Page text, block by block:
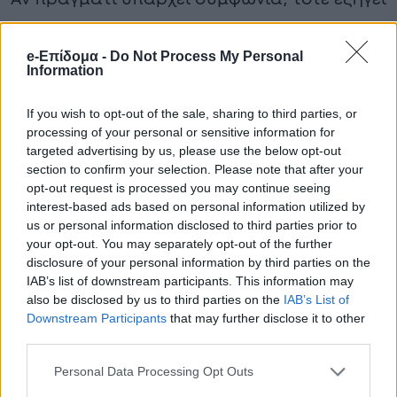
e-Επίδομα - Do Not Process My Personal
Information
If you wish to opt-out of the sale, sharing to third parties, or
processing of your personal or sensitive information for
targeted advertising by us, please use the below opt-out
section to confirm your selection. Please note that after your
opt-out request is processed you may continue seeing
interest-based ads based on personal information utilized by
us or personal information disclosed to third parties prior to
your opt-out. You may separately opt-out of the further
disclosure of your personal information by third parties on the
IAB’s list of downstream participants. This information may
also be disclosed by us to third parties on the IAB’s List of
Downstream Participants that may further disclose it to other
Personal Data Processing Opt Outs
αρκετά πράγματα που μέχρι σήμερα
προκαλούσαν απορίες. Γιατί πολλές φορές,
μπροστά στις κάμερες. Γράφονται πίσω
από κλειστές πόρτες.
Δίνει μεγάλη μάχη ο Σταύρος Φλώρος
– Δειτε εικονες που ανεβασε ο
Σταύρος Φλώρος
Σε κέντρο αποκατάστασης στο Μαϊάμι
παραμένει ο Σταύρος Φλώρος, μετά τον
σοβαρό τραυματισμό του στο Survivor που
είχε ως αποτέλεσμα να ακρωτηριαστεί το
ένα του πόδι.